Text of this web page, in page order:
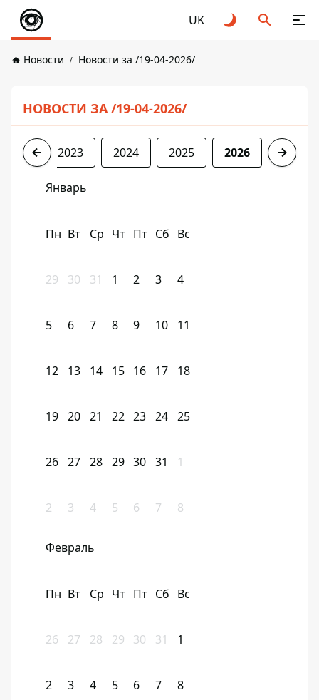
UK
Новости Новости за /19-04-2026/
НОВОСТИ ЗА /19-04-2026/
2022 2023 2024 2025 2026
Январь
Пн Вт Ср Чт Пт Сб Вс
29 30 31 1 2 3 4
5 6 7 8 9 10 11
12 13 14 15 16 17 18
19 20 21 22 23 24 25
26 27 28 29 30 31 1
2 3 4 5 6 7 8
Февраль
Пн Вт Ср Чт Пт Сб Вс
26 27 28 29 30 31 1
2 3 4 5 6 7 8